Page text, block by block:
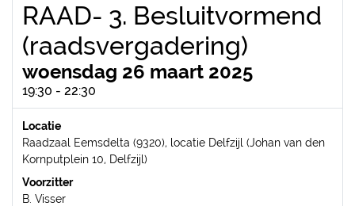
RAAD- 3. Besluitvormend
(raadsvergadering)
woensdag 26 maart 2025
19:30 - 22:30
Locatie
Raadzaal Eemsdelta (9320), locatie Delfzijl (Johan van den
Kornputplein 10, Delfzijl)
Voorzitter
B. Visser